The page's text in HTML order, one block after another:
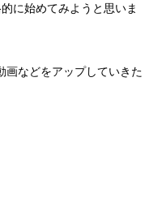
に始めてみようと思いま
画などをアップしていきた